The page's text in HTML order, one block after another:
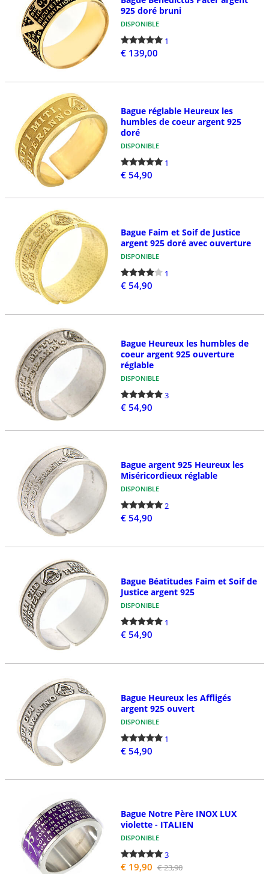
925 doré bruni
DISPONIBLE
1
€ 139,00
Bague réglable Heureux les
humbles de coeur argent 925
doré
DISPONIBLE
1
€ 54,90
Bague Faim et Soif de Justice
argent 925 doré avec ouverture
DISPONIBLE
1
€ 54,90
Bague Heureux les humbles de
coeur argent 925 ouverture
réglable
DISPONIBLE
3
€ 54,90
Bague argent 925 Heureux les
Miséricordieux réglable
DISPONIBLE
2
€ 54,90
Bague Béatitudes Faim et Soif de
Justice argent 925
DISPONIBLE
1
€ 54,90
Bague Heureux les Affligés
argent 925 ouvert
DISPONIBLE
1
€ 54,90
Bague Notre Père INOX LUX
violette - ITALIEN
DISPONIBLE
3
€ 19,90 € 23,90